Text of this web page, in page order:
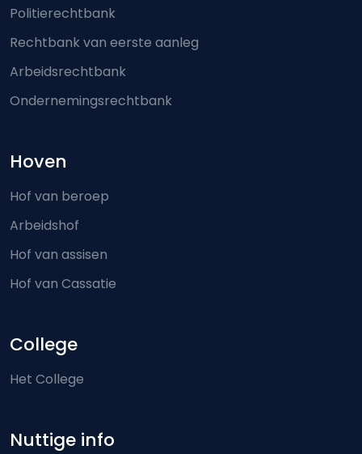
Politierechtbank
Rechtbank van eerste aanleg
Arbeidsrechtbank
Ondernemingsrechtbank
Hoven
Hof van beroep
Arbeidshof
Hof van assisen
Hof van Cassatie
College
Het College
Nuttige info